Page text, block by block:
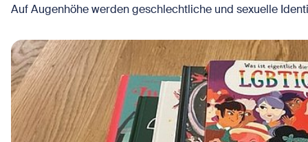
Auf Augenhöhe werden geschlechtliche und sexuelle